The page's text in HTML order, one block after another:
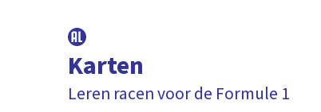
Karten
Leren racen voor de Formule 1